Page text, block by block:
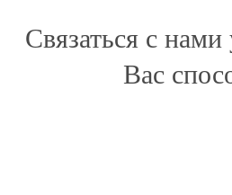
Связаться с
Вас